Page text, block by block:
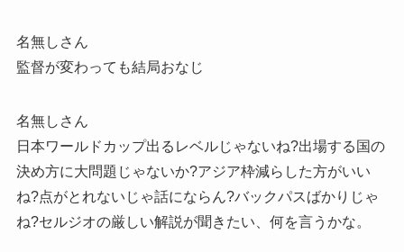
名無しさん
監督が変わっても結局おなじ
名無しさん
日本ワールドカップ出るレベルじゃないね?出場する国の
決め方に大問題じゃないか?アジア枠減らした方がいい
ね?点がとれないじゃ話にならん?バックパスばかりじゃ
ね?セルジオの厳しい解説が聞きたい、何を言うかな。